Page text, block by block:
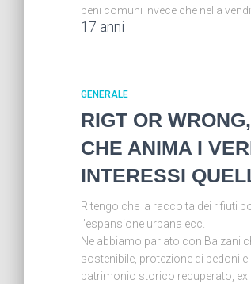
beni comuni invece che nella
17 anni
GENERALE
RIGT OR
CHE ANIMA I
INTERESSI
Ritengo che la raccolta dei rifiuti
l’espansione urbana ecc.
Ne abbiamo parlato con Balzani
sostenibile, protezione di pedoni
patrimonio storico recuperato, ex